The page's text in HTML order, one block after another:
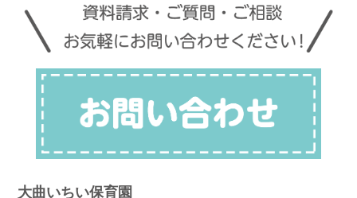
大曲いちい保育園